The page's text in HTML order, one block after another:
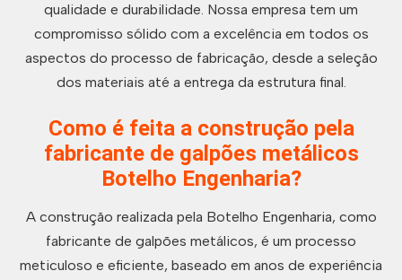
qualidade e durabilidade. Nossa empresa tem um
compromisso sólido com a excelência em todos os
aspectos do processo de fabricação, desde a seleção
dos materiais até a entrega da estrutura final.
Como é feita a construção pela
fabricante de galpões metálicos
Botelho Engenharia?
A construção realizada pela Botelho Engenharia, como
fabricante de galpões metálicos, é um processo
meticuloso e eficiente, baseado em anos de experiência